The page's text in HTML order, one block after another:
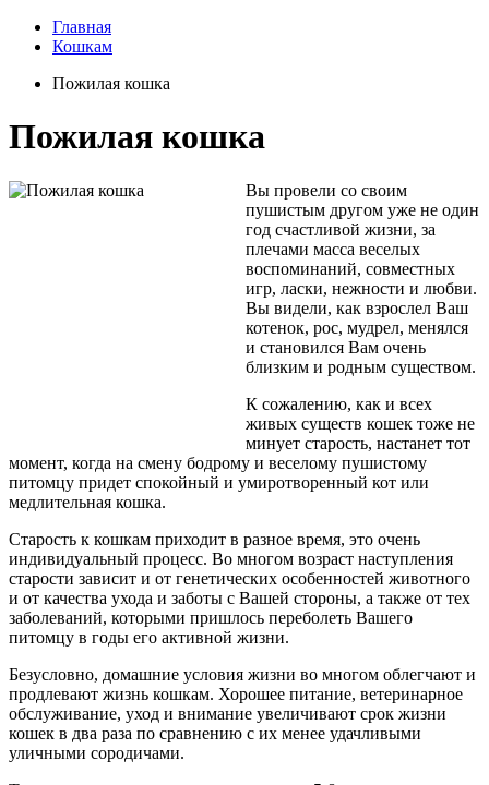
Главная
Кошкам
Пожилая кошка
Пожилая кошка
Вы провели со своим
пушистым другом уже не один
год счастливой жизни, за
плечами масса веселых
воспоминаний, совместных
игр, ласки, нежности и любви.
Вы видели, как взрослел Ваш
котенок, рос, мудрел, менялся
и становился Вам очень
близким и родным существом.
К сожалению, как и всех
живых существ кошек тоже не
минует старость, настанет тот
момент, когда на смену бодрому и веселому пушистому
питомцу придет спокойный и умиротворенный кот или
медлительная кошка.
Старость к кошкам приходит в разное время, это очень
индивидуальный процесс. Во многом возраст наступления
старости зависит и от генетических особенностей животного
и от качества ухода и заботы с Вашей стороны, а также от тех
заболеваний, которыми пришлось переболеть Вашего
питомцу в годы его активной жизни.
Безусловно, домашние условия жизни во многом облегчают и
продлевают жизнь кошкам. Хорошее питание, ветеринарное
обслуживание, уход и внимание увеличивают срок жизни
кошек в два раза по сравнению с их менее удачливыми
уличными сородичами.